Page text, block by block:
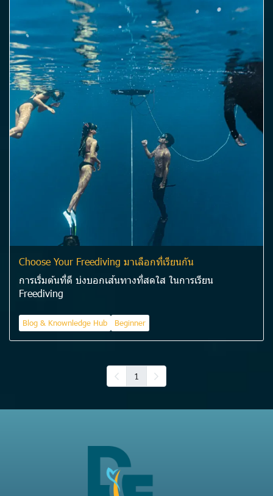
Choose Your Freediving มาเลือกที่เรียนกัน
การเริ่มต้นที่ดี บ่งบอกเส้นทางที่สดใส ในการเรียน
Freediving
Blog & Knownledge Hub Beginner
1